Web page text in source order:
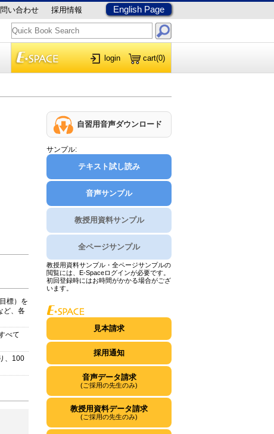
English Page
い合わせ 採用情報
login cart(0)
標）を
ど、各
べて
、100
自習用音声ダウンロード
サンプル:
テキスト試し読み
音声サンプル
教授用資料サンプル
全ページサンプル
教授用資料サンプル・全ページサンプルの
閲覧には、E-Spaceログインが必要です。
初回登録時にはお時間がかかる場合がござ
います。
見本請求
採用通知
音声データ請求
(ご採用の先生のみ)
教授用資料データ請求
(ご採用の先生のみ)